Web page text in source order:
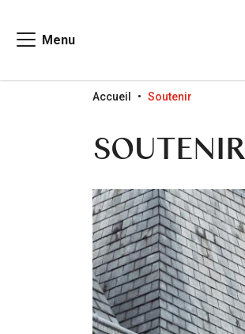
Menu
Accueil Soutenir
SOUTENIR